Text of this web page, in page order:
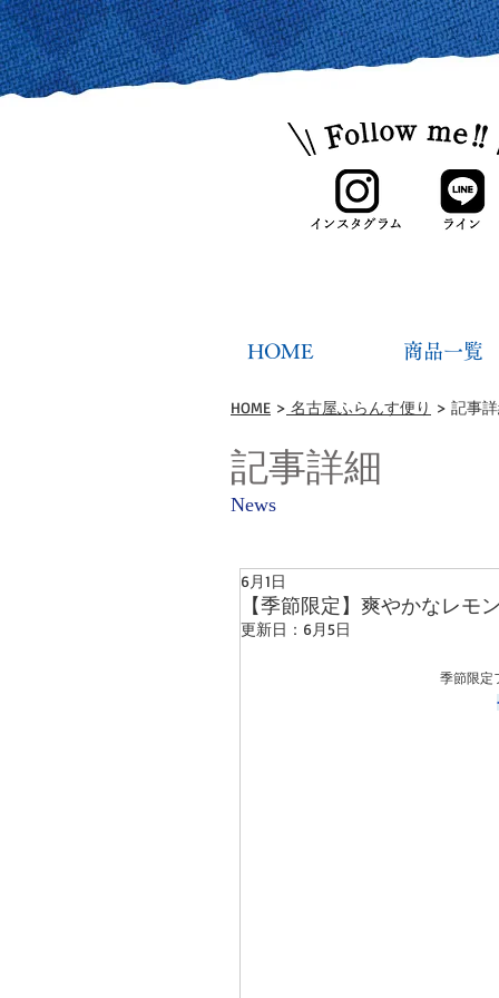
HOME 商品一覧
HOME > 名古屋ふらんす便り > 記事
記事詳細
News
【季節限定】爽やかなレモ
6月1日
更新日： 6月5日
季節限定